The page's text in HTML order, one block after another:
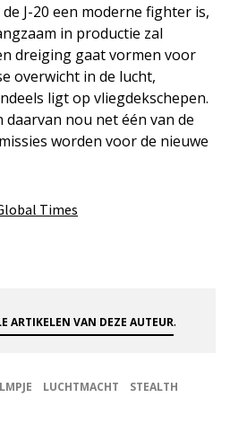
J-20 een moderne fighter is,
in productie zal
dreiging gaat vormen voor
overwicht in de lucht,
ligt op vliegdekschepen.
daarvan nou net één van de
worden voor de nieuwe
Times
ARTIKELEN VAN DEZE AUTEUR.
LUCHTMACHT
STEALTH